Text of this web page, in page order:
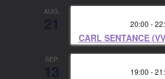
AUG.
20:00 -
CARL SENTANCE
SEP.
19:00 -